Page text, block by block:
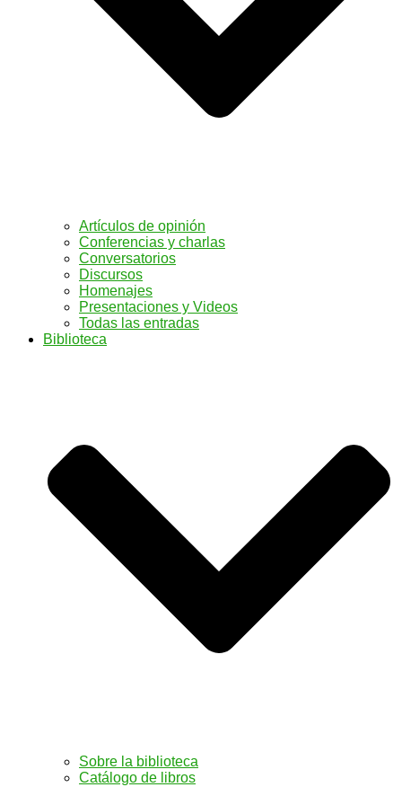
Artículos de opinión
Conferencias y charlas
Conversatorios
Discursos
Homenajes
Presentaciones y Videos
Todas las entradas
Biblioteca
Sobre la biblioteca
Catálogo de libros